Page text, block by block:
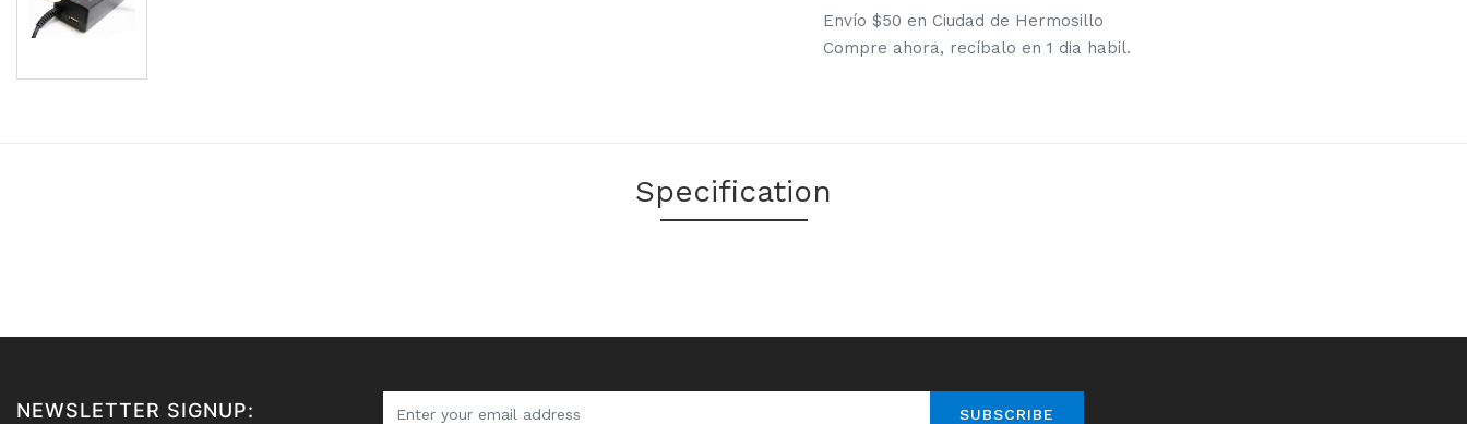
Envío $50 en Ciudad de Hermosillo
Compre ahora, recíbalo en 1 dia habil.
Specification
NEWSLETTER SIGNUP: SUBSCRIBE